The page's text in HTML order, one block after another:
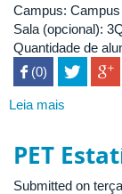
Campus:
Sala (opcional):
Quantidade de
 (0)
Leia mais
Opinativo
PET
Submitted on